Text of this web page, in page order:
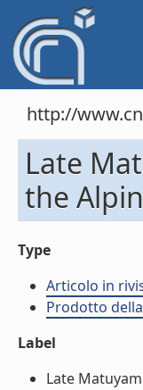
http://
Late
the
Type
Articolo in
Prodotto
Label
Late